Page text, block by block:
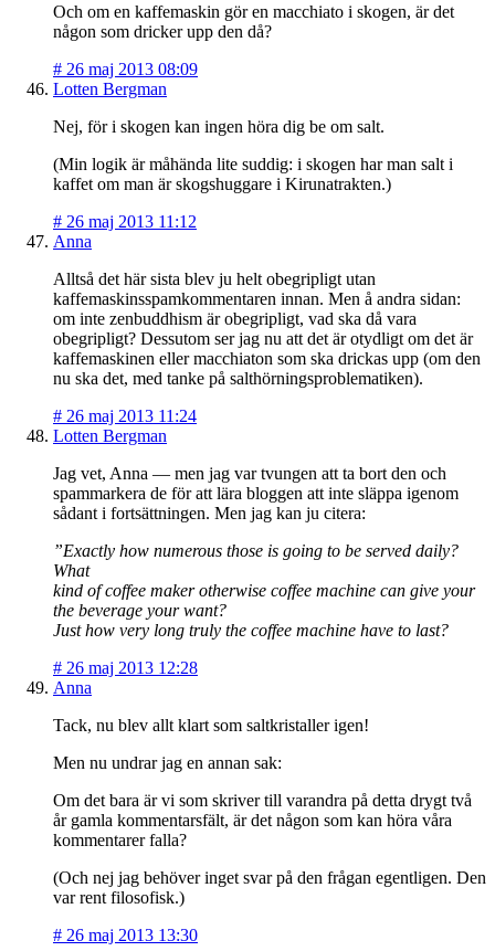
Och om en kaffemaskin gör en macchiato i skogen, är det
någon som dricker upp den då?
# 26 maj 2013 08:09
Lotten Bergman
Nej, för i skogen kan ingen höra dig be om salt.
(Min logik är måhända lite suddig: i skogen har man salt i
kaffet om man är skogshuggare i Kirunatrakten.)
# 26 maj 2013 11:12
Anna
Alltså det här sista blev ju helt obegripligt utan
kaffemaskinsspamkommentaren innan. Men å andra sidan:
om inte zenbuddhism är obegripligt, vad ska då vara
obegripligt? Dessutom ser jag nu att det är otydligt om det är
kaffemaskinen eller macchiaton som ska drickas upp (om den
nu ska det, med tanke på salthörningsproblematiken).
# 26 maj 2013 11:24
Lotten Bergman
Jag vet, Anna — men jag var tvungen att ta bort den och
spammarkera de för att lära bloggen att inte släppa igenom
sådant i fortsättningen. Men jag kan ju citera:
”Exactly how numerous those is going to be served daily?
What
kind of coffee maker otherwise coffee machine can give your
the beverage your want?
Just how very long truly the coffee machine have to last?
# 26 maj 2013 12:28
Anna
Tack, nu blev allt klart som saltkristaller igen!
Men nu undrar jag en annan sak:
Om det bara är vi som skriver till varandra på detta drygt två
år gamla kommentarsfält, är det någon som kan höra våra
kommentarer falla?
(Och nej jag behöver inget svar på den frågan egentligen. Den
var rent filosofisk.)
# 26 maj 2013 13:30